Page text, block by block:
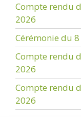
Compte rendu
2026
Cérémonie du
Compte rendu
2026
Compte rendu
2026